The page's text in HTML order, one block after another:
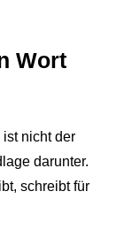
Wort
nicht der
darunter.
schreibt für